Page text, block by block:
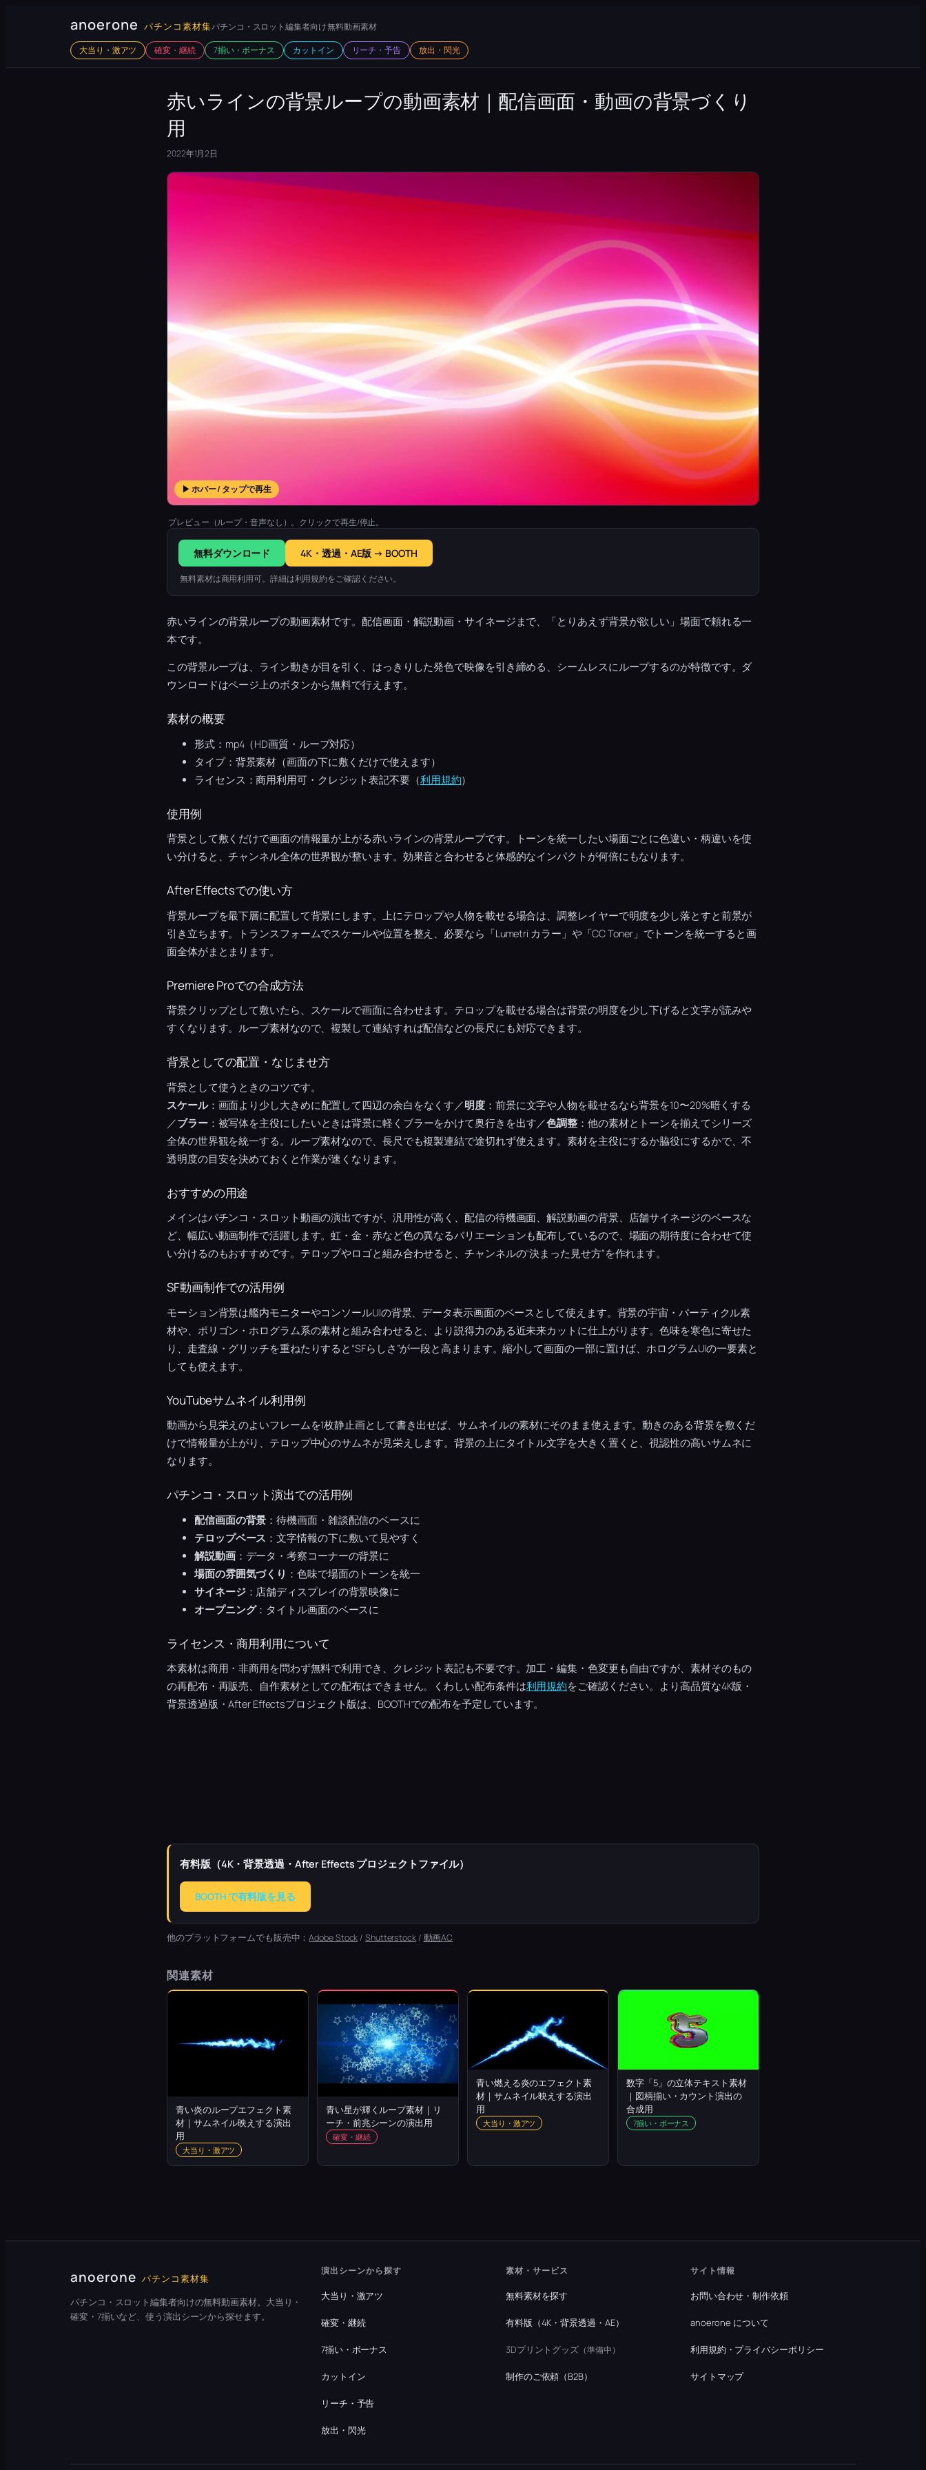
anoerone パチンコ素材集パチンコ・スロット編集者向け 無料動画素材
大当り・激アツ
確変・継続 7揃い・ボーナス カットイン リーチ・予告 放出・閃光
赤いラインの背景ループの動画素材｜配信画面・動画の背景づくり
用
2022年1月2日
▶ ホバー / タップで再生
プレビュー（ループ・音声なし）。クリックで再生/停止。
無料ダウンロード 4K・透過・AE版 → BOOTH
無料素材は商用利用可。詳細は利用規約をご確認ください。
赤いラインの背景ループの動画素材です。配信画面・解説動画・サイネージまで、「とりあえず背景が欲しい」場面で頼れる一
本です。
この背景ループは、ライン動きが目を引く、はっきりした発色で映像を引き締める、シームレスにループするのが特徴です。ダ
ウンロードはページ上のボタンから無料で行えます。
素材の概要
形式：mp4（HD画質・ループ対応）
タイプ：背景素材（画面の下に敷くだけで使えます）
ライセンス：商用利用可・クレジット表記不要（利用規約）
使用例
背景として敷くだけで画面の情報量が上がる赤いラインの背景ループです。トーンを統一したい場面ごとに色違い・柄違いを使
い分けると、チャンネル全体の世界観が整います。効果音と合わせると体感的なインパクトが何倍にもなります。
After Effectsでの使い方
背景ループを最下層に配置して背景にします。上にテロップや人物を載せる場合は、調整レイヤーで明度を少し落とすと前景が
引き立ちます。トランスフォームでスケールや位置を整え、必要なら「Lumetri カラー」や「CC Toner」でトーンを統一すると画
面全体がまとまります。
Premiere Proでの合成方法
背景クリップとして敷いたら、スケールで画面に合わせます。テロップを載せる場合は背景の明度を少し下げると文字が読みや
すくなります。ループ素材なので、複製して連結すれば配信などの長尺にも対応できます。
背景としての配置・なじませ方
背景として使うときのコツです。
スケール：画面より少し大きめに配置して四辺の余白をなくす／明度：前景に文字や人物を載せるなら背景を10〜20%暗くする
／ブラー：被写体を主役にしたいときは背景に軽くブラーをかけて奥行きを出す／色調整 ：他の素材とトーンを揃えてシリーズ
全体の世界観を統一する。ループ素材なので、長尺でも複製連結で途切れず使えます。素材を主役にするか脇役にするかで、不
透明度の目安を決めておくと作業が速くなります。
おすすめの用途
メインはパチンコ・スロット動画の演出ですが、汎用性が高く、配信の待機画面、解説動画の背景、店舗サイネージのベースな
ど、幅広い動画制作で活躍します。虹・金・赤など色の異なるバリエーションも配布しているので、場面の期待度に合わせて使
い分けるのもおすすめです。テロップやロゴと組み合わせると、チャンネルの“決まった見せ方”を作れます。
SF動画制作での活用例
モーション背景は艦内モニターやコンソールUIの背景、データ表示画面のベースとして使えます。背景の宇宙・パーティクル素
材や、ポリゴン・ホログラム系の素材と組み合わせると、より説得力のある近未来カットに仕上がります。色味を寒色に寄せた
り、走査線・グリッチを重ねたりすると“SFらしさ”が一段と高まります。縮小して画面の一部に置けば、ホログラムUIの一要素と
しても使えます。
YouTubeサムネイル利用例
動画から見栄えのよいフレームを1枚静止画として書き出せば、サムネイルの素材にそのまま使えます。動きのある背景を敷くだ
けで情報量が上がり、テロップ中心のサムネが見栄えします。背景の上にタイトル文字を大きく置くと、視認性の高いサムネに
なります。
パチンコ・スロット演出での活用例
配信画面の背景 ：待機画面・雑談配信のベースに
テロップベース ：文字情報の下に敷いて見やすく
解説動画：データ・考察コーナーの背景に
場面の雰囲気づくり ：色味で場面のトーンを統一
サイネージ：店舗ディスプレイの背景映像に
オープニング：タイトル画面のベースに
ライセンス・商用利用について
本素材は商用・非商用を問わず無料で利用でき、クレジット表記も不要です。加工・編集・色変更も自由ですが、素材そのもの
の再配布・再販売、自作素材としての配布はできません。くわしい配布条件は利用規約をご確認ください。より高品質な4K版・
背景透過版・After Effectsプロジェクト版は、BOOTHでの配布を予定しています。
有料版（4K・背景透過・After Effects プロジェクトファイル）
BOOTH で有料版を見る
他のプラットフォームでも販売中：Adobe Stock /Shutterstock/ 動画AC
関連素材
青い炎のループエフェクト素
材｜サムネイル映えする演出
用
大当り・激アツ
青い星が輝くループ素材｜リ
ーチ・前兆シーンの演出用
確変・継続
青い燃える炎のエフェクト素
材｜サムネイル映えする演出
用
大当り・激アツ
数字「5」の立体テキスト素材
｜図柄揃い・カウント演出の
合成用
7揃い・ボーナス
anoerone パチンコ素材集
パチンコ・スロット編集者向けの無料動画素材。大当り・
確変・7揃いなど、使う演出シーンから探せます。
演出シーンから探す
大当り・激アツ
確変・継続
7揃い・ボーナス
カットイン
リーチ・予告
放出・閃光
素材・サービス
無料素材を探す
有料版（4K・背景透過・AE）
3Dプリントグッズ （準備中）
制作のご依頼（B2B）
サイト情報
お問い合わせ・制作依頼
anoerone について
利用規約・プライバシーポリシー
サイトマップ